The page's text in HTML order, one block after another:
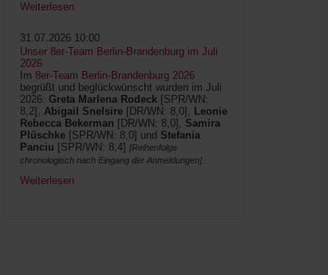
Weiterlesen
31.07.2026 10:00
Unser 8er-Team Berlin-Brandenburg im Juli
2026
Im 8er-Team Berlin-Brandenburg 2026
begrüßt und beglückwünscht wurden im Juli
2026: Greta Marlena Rodeck [SPR/WN:
8,2], Abigail Snelsire [DR/WN: 8,0], Leonie
Rebecca Bekerman [DR/WN: 8,0], Samira
Plüschke [SPR/WN: 8,0] und Stefania
Panciu [SPR/WN: 8,4] [Reihenfolge
chronologisch nach Eingang der Anmeldungen].
Weiterlesen